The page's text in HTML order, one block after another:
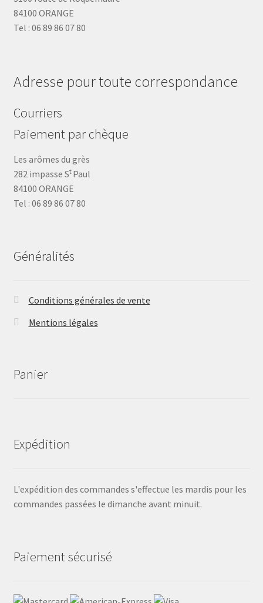
84100 ORANGE
Tel : 06 89 86 07 80
Adresse pour toute correspondance
Courriers
Paiement par chèque
Les arômes du grès
282 impasse St Paul
84100 ORANGE
Tel : 06 89 86 07 80
Généralités
Conditions générales de vente
Mentions légales
Panier
Expédition
L'expédition des commandes s'effectue les mardis pour les
commandes passées le dimanche avant minuit.
Paiement sécurisé